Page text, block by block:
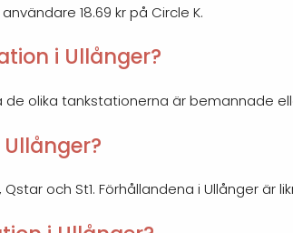
18.69 kr på Circle K.
i Ullånger?
olika tankstationerna är bemannade
och St1. Förhållandena i Ullånger är